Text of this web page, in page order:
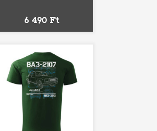
Ár
6 490 Ft